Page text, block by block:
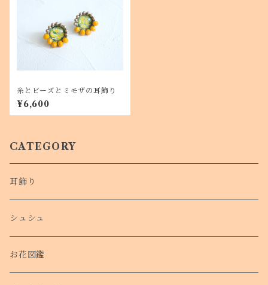
糸とビーズとミモザの耳飾り
¥6,600
CATEGORY
耳飾り
シュシュ
お花図鑑